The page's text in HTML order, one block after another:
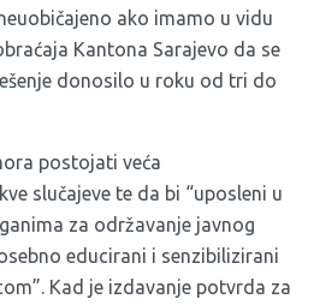
ako imamo u vidu
Kantona Sarajevo da se
donosilo u roku od tri do
postojati veća
slučajeve te da bi “uposleni u
za održavanje javnog
educirani i senzibilizirani
Kad je izdavanje potvrda za